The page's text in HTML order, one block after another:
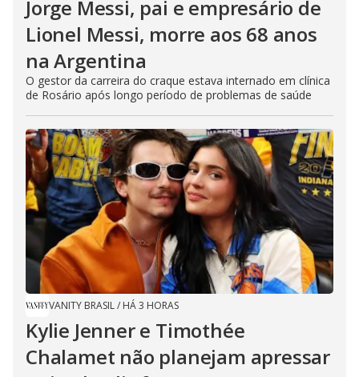
Jorge Messi, pai e empresário de
Lionel Messi, morre aos 68 anos
na Argentina
O gestor da carreira do craque estava internado em clínica
de Rosário após longo período de problemas de saúde
VANITY BRASIL/ HÁ 3 HORAS
Kylie Jenner e Timothée
Chalamet não planejam apressar